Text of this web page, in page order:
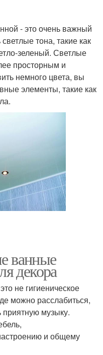
- это очень важный
тона, такие как
зеленый. Светлые
просторным и
немного цвета, вы
элементы, такие как
ванные
декора
не гигиеническое
можно расслабиться,
приятную музыку.
и общему